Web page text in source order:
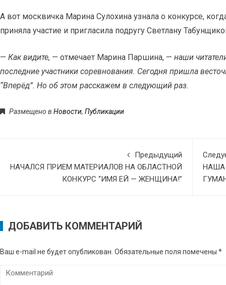
А вот москвичка Марина Сулохина узнала о конкурсе,
приняла участие и пригласила подругу Светлану
— Как видите, — отмечает Марина Паршина, — наши
последние участники соревнования. Сегодня пришла
“Вперёд”. Но об этом расскажем в следующий раз.
Размещено в Новости, Публикации
Предыдущий
НАЧАЛСЯ ПРИЕМ МАТЕРИАЛОВ НА ОБЛАСТНОЙ
КОНКУРС “ИМЯ ЕЙ — ЖЕНЩИНА!”
НАША
ДОБАВИТЬ КОММЕНТАРИЙ
Ваш e-mail не будет опубликован. Обязательные поля помечены *